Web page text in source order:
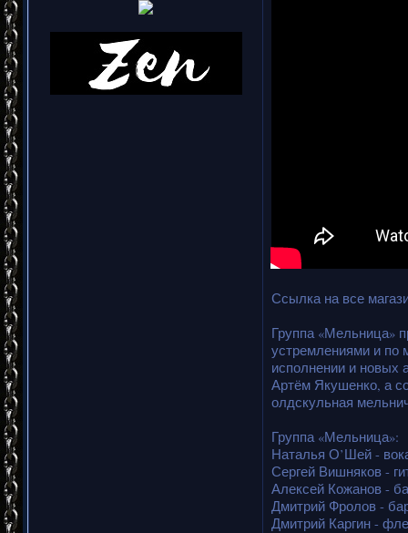
Ссылка на все
Группа «Мельница»
устремлениями и по
исполнении и новых
Артём Якушенко, а
олдскульная
Группа «Мельница»:
Наталья О’Шей -
Сергей Вишняков -
Алексей Кожанов -
Дмитрий Фролов -
Дмитрий Каргин -